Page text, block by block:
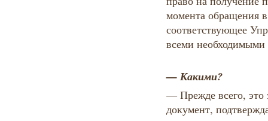
момента обращения
соответствующее
всеми
— Какими?
— Прежде всего, это
документ,